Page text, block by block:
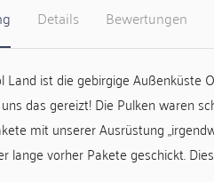
Details Bewertungen
Land ist die gebirgige Außenküste
das gereizt! Die Pulken waren
mit unserer Ausrüstung
lange vorher Pakete geschickt.